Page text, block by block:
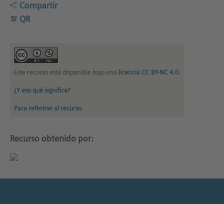
Compartir
QR
Este recurso está disponible bajo una licencia CC BY-NC 4.0.
¿Y eso qué significa?
Para referirse al recurso
Recurso obtenido por: